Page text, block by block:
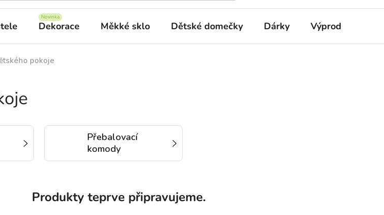
Dekorace Měkké sklo Dětské domečky Dárky Výprodej %
pokoje
Přebalovací
komody
Produkty teprve připravujeme.